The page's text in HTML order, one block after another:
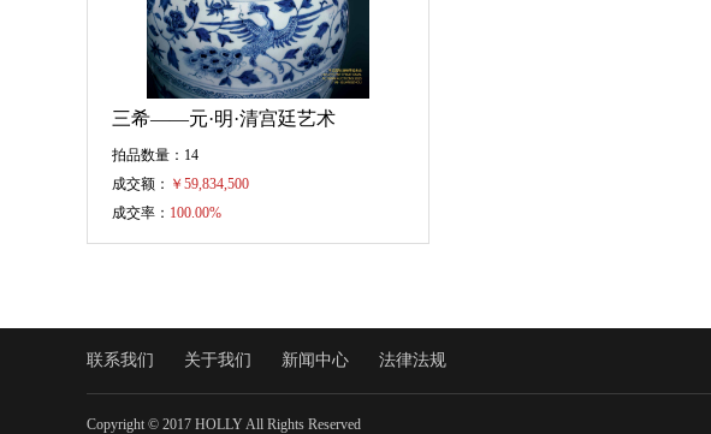
三希——元·明·清宫廷艺术
拍品数量：14
成交额： ￥ 59,834,500
成交率： 100.00%
联系我们 关于我们 新闻中心 法律法规
Copyright © 2017 HOLLY All Rights Reserved